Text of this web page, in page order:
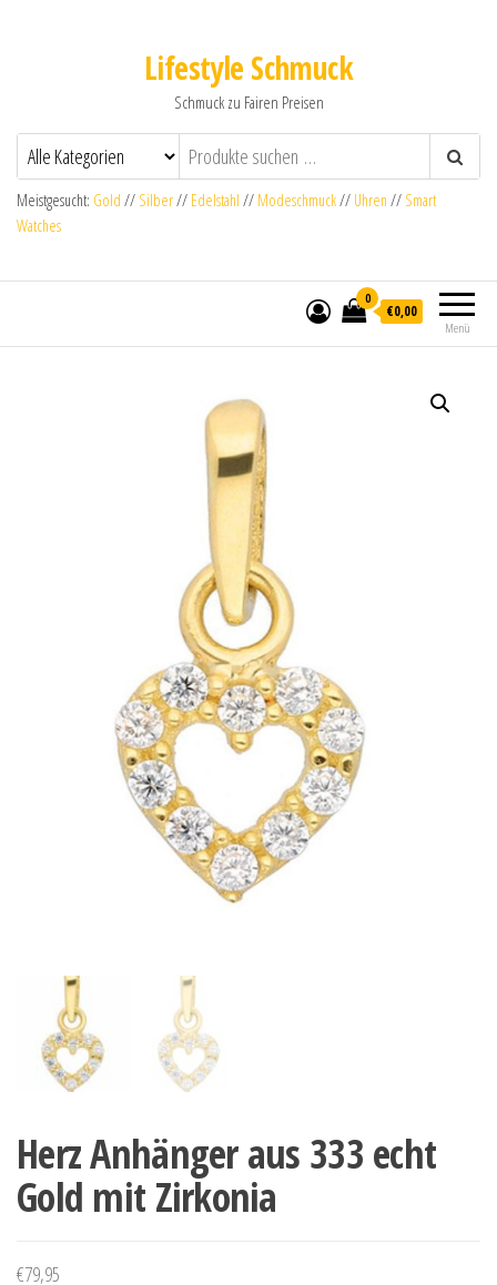
Lifestyle Schmuck
Schmuck zu Fairen Preisen
Meistgesucht: Gold // Silber// Edelstahl // Modeschmuck// Uhren // Smart
Watches
Menü
0
€0,00
Herz Anhänger aus 333 echt
Gold mit Zirkonia
€79,95